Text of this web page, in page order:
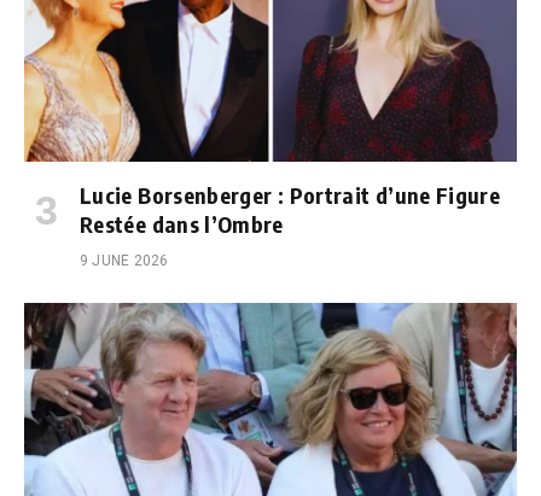
Lucie Borsenberger : Portrait d’une Figure
Restée dans l’Ombre
9 JUNE 2026